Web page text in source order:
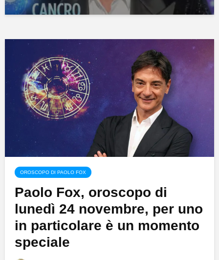
OROSCOPO DI PAOLO FOX
Paolo Fox, oroscopo di
lunedì 24 novembre, per uno
in particolare è un momento
speciale